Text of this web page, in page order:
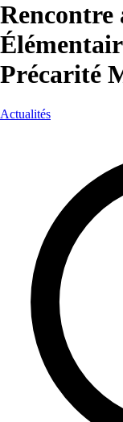
Rencontre
Précarité
Actualités